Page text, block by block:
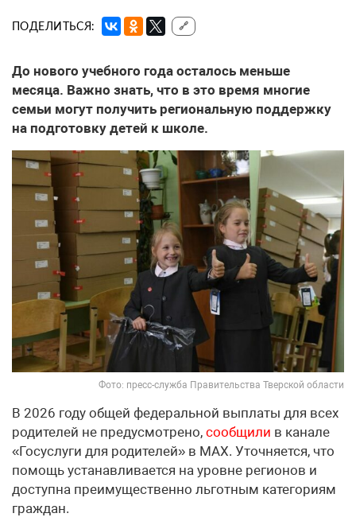
ПОДЕЛИТЬСЯ: 🔗
До нового учебного года осталось меньше
месяца. Важно знать, что в это время многие
семьи могут получить региональную поддержку
на подготовку детей к школе.
Фото: пресс-служба Правительства Тверской области
В 2026 году общей федеральной выплаты для всех
родителей не предусмотрено, сообщили в канале
«Госуслуги для родителей» в МАХ. Уточняется, что
помощь устанавливается на уровне регионов и
доступна преимущественно льготным категориям
граждан.